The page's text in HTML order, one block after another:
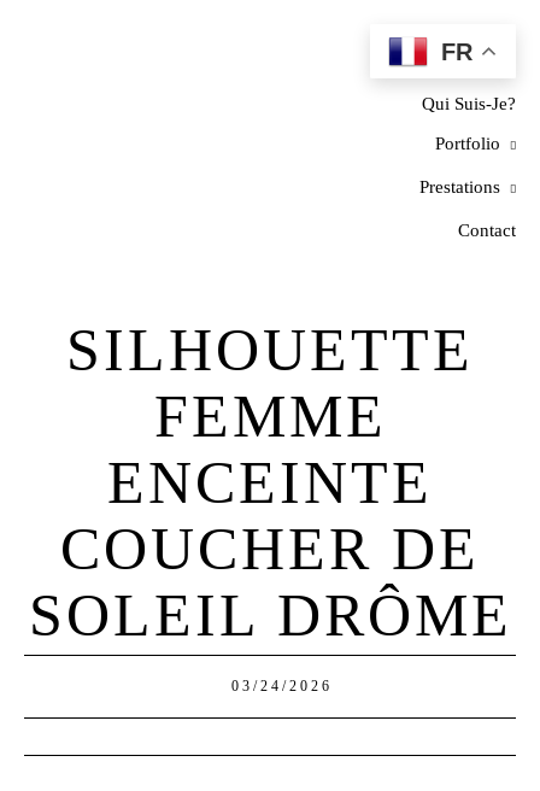
Home
Qui Suis-Je?
Portfolio
Prestations
Contact
SILHOUETTE
FEMME
ENCEINTE
COUCHER DE
SOLEIL DRÔME
03/24/2026
FR